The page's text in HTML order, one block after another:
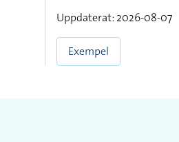
Uppdaterat: 2026-08-07
Exempel